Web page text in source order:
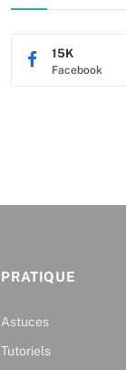
Facebook
15K
PRATIQUE
Astuces
Tutoriels